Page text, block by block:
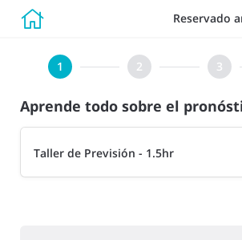
 Reservado
Aprende todo sobre el
Taller de Previsión - 1.5hr